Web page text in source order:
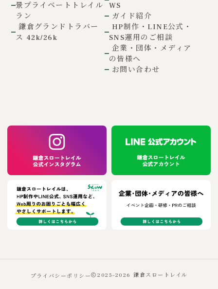
景プライベートトレイル
ラン
鎌倉グランドトラバー
ス 42k/26k
WS
ガイド紹介
HP制作・LINE公式・
SNS運用のご相談
企業・団体・メディア
の皆様へ
お問い合わせ
プライバシーポリシー 2025–2026 鎌倉スロートレイル